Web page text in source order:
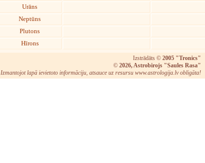
Urāns
Neptūns
Plutons
Hīrons
Izstrādāts © 2005 "Tronics"
© 2026, Astrobirojs "Saules Rasa"
Izmantojot lapā ievietoto informāciju, atsauce uz resursu www.astrologija.lv obligāta!